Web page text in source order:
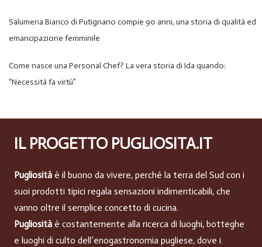
Salumeria Bianco di Putignano compie 90 anni, una storia di qualità ed
emancipazione femminile
Come nasce una Personal Chef? La vera storia di Ida quando:
“Necessità fa virtù”
IL PROGETTO PUGLIOSITA.IT
Pugliosità è il buono da vivere, perché la terra del Sud con i
suoi prodotti tipici regala sensazioni indimenticabili, che
vanno oltre il semplice concetto di cucina.
Pugliosità è costantemente alla ricerca di luoghi, botteghe
e luoghi di culto dell’enogastronomia pugliese, dove i